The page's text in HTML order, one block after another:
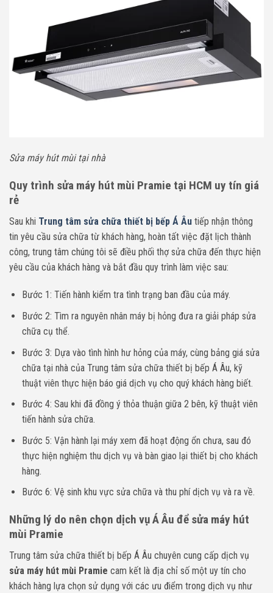
Sửa máy hút mùi tại nhà
Quy trình sửa máy hút mùi Pramie tại HCM uy tín giá
rẻ
Sau khi Trung tâm sửa chữa thiết bị bếp Á Âu tiếp nhận thông
tin yêu cầu sửa chữa từ khách hàng, hoàn tất việc đặt lịch thành
công, trung tâm chúng tôi sẽ điều phối thợ sửa chữa đến thực hiện
yêu cầu của khách hàng và bắt đầu quy trình làm việc sau:
Bước 1: Tiến hành kiểm tra tình trạng ban đầu của máy.
Bước 2: Tìm ra nguyên nhân máy bị hỏng đưa ra giải pháp sửa
chữa cụ thể.
Bước 3: Dựa vào tình hình hư hỏng của máy, cùng bảng giá sửa
chữa tại nhà của Trung tâm sửa chữa thiết bị bếp Á Âu, kỹ
thuật viên thực hiện báo giá dịch vụ cho quý khách hàng biết.
Bước 4: Sau khi đã đồng ý thỏa thuận giữa 2 bên, kỹ thuật viên
tiến hành sửa chữa.
Bước 5: Vận hành lại máy xem đã hoạt động ổn chưa, sau đó
thực hiện nghiệm thu dịch vụ và bàn giao lại thiết bị cho khách
hàng.
Bước 6: Vệ sinh khu vực sửa chữa và thu phí dịch vụ và ra về.
Những lý do nên chọn dịch vụ Á Âu để sửa máy hút
mùi Pramie
Trung tâm sửa chữa thiết bị bếp Á Âu chuyên cung cấp dịch vụ
sửa máy hút mùi Pramie cam kết là địa chỉ số một uy tín cho
khách hàng lựa chọn sử dụng với các ưu điểm trong dịch vụ như